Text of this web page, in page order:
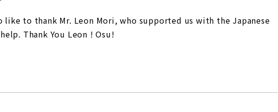
like to thank Mr. Leon Mori, who supported us with the Japanese
Thank You Leon ! Osu!